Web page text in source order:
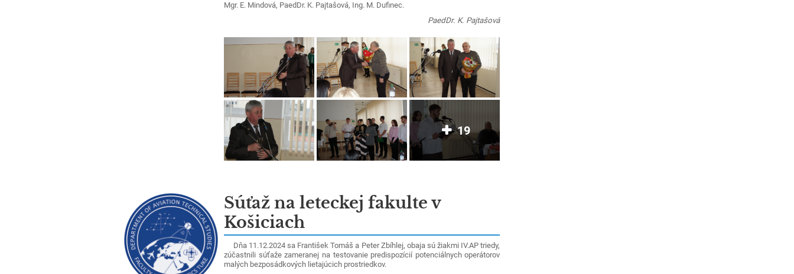
Mgr. E. Mindová, PaedDr. K. Pajtašová, Ing. M. Dufinec.
PaedDr. K. Pajtašová
19
Súťaž na leteckej fakulte v
Košiciach
Dňa 11.12.2024 sa František Tomáš a Peter Zbíhlej, obaja sú žiakmi IV.AP triedy,
zúčastnili súťaže zameranej na testovanie predispozícií potenciálnych operátorov
malých bezposádkových lietajúcich prostriedkov.